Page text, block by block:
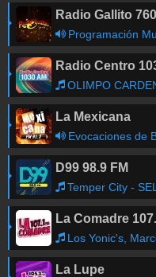
Radio Gallito
Programación
Radio Centro
OLIMPO
La Mexicana
Evocaciones de
D99 98.9 FM
Temper City -
La Comadre
Los Yonic's,
La Lupe